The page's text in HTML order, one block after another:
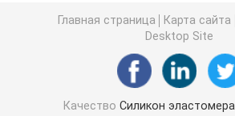
Резиновые добавки
Главная страница Карта сайта
Desktop Site
Качество Силикон эластомера